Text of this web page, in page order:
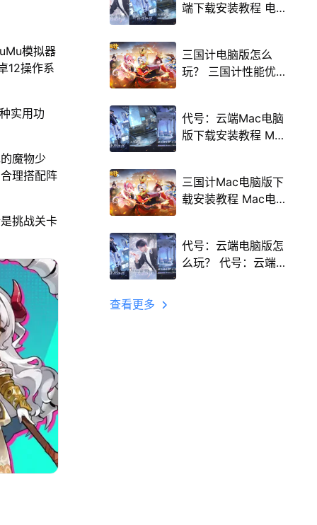
模拟器
12操作系
实用功
魔物少
理搭配阵
挑战关卡
端下载安装教程 电脑
三国计电脑版怎么
玩？ 三国计性能优化
程
代号：云端Mac电脑
版下载安装教程 Mac
三国计Mac电脑版下
载安装教程 Mac电脑
代号：云端电脑版怎
么玩？ 代号：云端性
查看更多